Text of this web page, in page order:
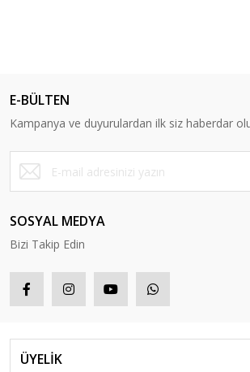
E-BÜLTEN
Kampanya ve duyurulardan ilk siz haberdar
SOSYAL MEDYA
Bizi Takip Edin
ÜYELİK